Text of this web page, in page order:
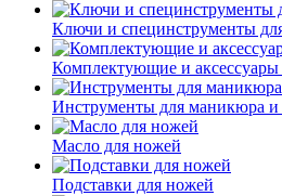
Ключи и специнструменты
Комплектующие и
Инструменты для маникюра
Масло для ножей
Подставки для ножей